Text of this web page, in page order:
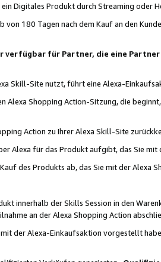
Digitales Produkt durch Streaming oder
180 Tagen nach dem Kauf an den
verfügbar für Partner, die eine
Skill-Site nutzt, führt eine Alexa-
Alexa Shopping Action-Sitzung, die
Action zu Ihrer Alexa Skill-Site
Alexa für das Produkt aufgibt, das Sie mit
des Produkts ab, das Sie mit der Alexa
innerhalb der Skills Session in den
an der Alexa Shopping Action
der Alexa-Einkaufsaktion vorgestellt